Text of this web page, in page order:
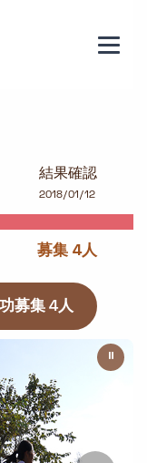
結果確認
2018/01/12
募集 4人
募集 4人
⏸